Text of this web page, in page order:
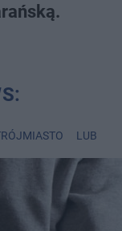
LUBLIN